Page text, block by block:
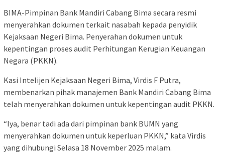
BIMA-Pimpinan Bank Mandiri Cabang Bima secara resmi
menyerahkan dokumen terkait nasabah kepada penyidik
Kejaksaan Negeri Bima. Penyerahan dokumen untuk
kepentingan proses audit Perhitungan Kerugian Keuangan
Negara (PKKN).
Kasi Intelijen Kejaksaan Negeri Bima, Virdis F Putra,
membenarkan pihak manajemen Bank Mandiri Cabang Bima
telah menyerahkan dokumen untuk kepentingan audit PKKN.
“Iya, benar tadi ada dari pimpinan bank BUMN yang
menyerahkan dokumen untuk keperluan PKKN,” kata Virdis
yang dihubungi Selasa 18 November 2025 malam.